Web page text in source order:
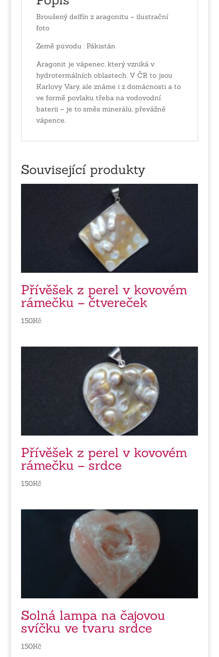
Broušený delfín z aragonitu – ilustrační
foto
Země původu : Pákistán
Aragonit je vápenec, který vzniká v
hydrotermálních oblastech. V ČR to jsou
Karlovy Vary, ale známe i z domácnosti a to
ve formě povlaku třeba na vodovodní
baterii – je to směs minerálů, převážně
vápence.
Související produkty
Přívěšek z perel v kovovém
rámečku – čtvereček
150Kč
Přívěšek z perel v kovovém
rámečku – srdce
150Kč
Solná lampa na čajovou
svíčku ve tvaru srdce
150Kč